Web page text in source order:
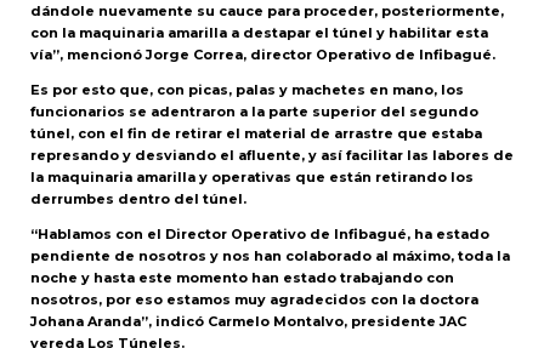
dándole nuevamente su cauce para proceder, posteriormente,
con la maquinaria amarilla a destapar el túnel y habilitar esta
vía”, mencionó Jorge Correa, director Operativo de Infibagué.
Es por esto que, con picas, palas y machetes en mano, los
funcionarios se adentraron a la parte superior del segundo
túnel, con el fin de retirar el material de arrastre que estaba
represando y desviando el afluente, y así facilitar las labores de
la maquinaria amarilla y operativas que están retirando los
derrumbes dentro del túnel.
“Hablamos con el Director Operativo de Infibagué, ha estado
pendiente de nosotros y nos han colaborado al máximo, toda la
noche y hasta este momento han estado trabajando con
nosotros, por eso estamos muy agradecidos con la doctora
Johana Aranda”, indicó Carmelo Montalvo, presidente JAC
vereda Los Túneles.